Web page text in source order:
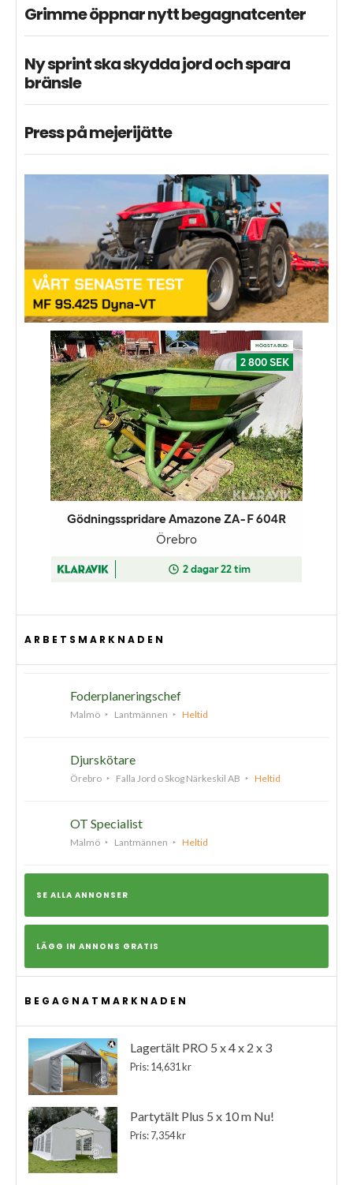
Grimme öppnar nytt begagnatcenter
Ny sprint ska skydda jord och spara
bränsle
Press på mejerijätte
ARBETSMARKNADEN
Foderplaneringschef
Malmö Lantmännen Heltid
Djurskötare
Örebro Falla Jord o Skog Närkeskil AB Heltid
OT Specialist
Malmö Lantmännen Heltid
SE ALLA ANNONSER
LÄGG IN ANNONS GRATIS
BEGAGNATMARKNADEN
Lagertält PRO 5 x 4 x 2 x 3
Pris: 14,631 kr
Partytält Plus 5 x 10 m Nu!
Pris: 7,354 kr